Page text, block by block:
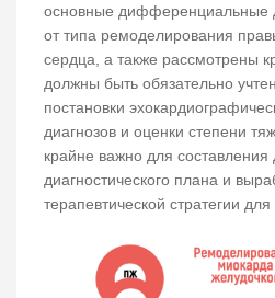
основные дифференциальные
от типа ремоделирования
сердца, а также рассмотрены
должны быть обязательно
постановки
диагнозов и оценки степени
крайне важно для
диагностического плана и
терапевтической стратегии